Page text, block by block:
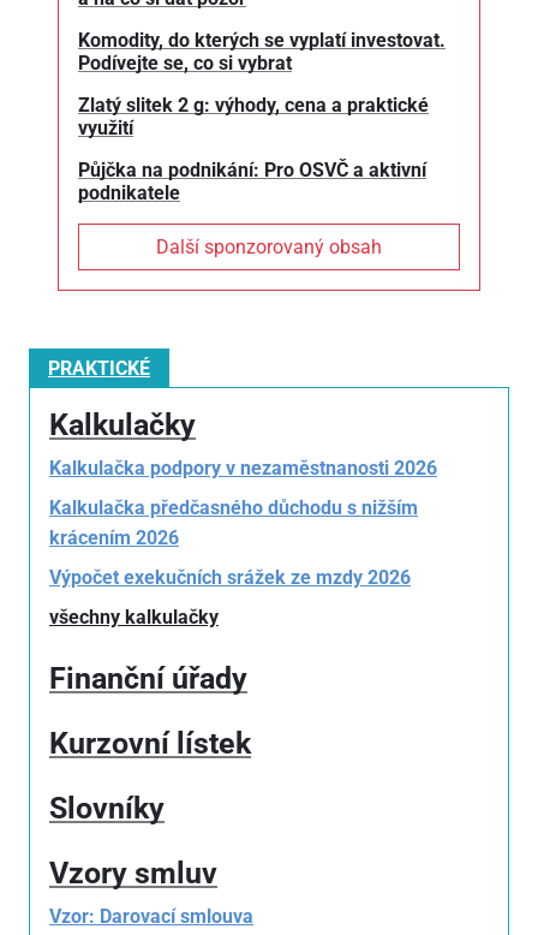
Komodity, do kterých se vyplatí investovat.
Podívejte se, co si vybrat
Zlatý slitek 2 g: výhody, cena a praktické
využití
Půjčka na podnikání: Pro OSVČ a aktivní
podnikatele
Další sponzorovaný obsah
PRAKTICKÉ
Kalkulačky
Kalkulačka podpory v nezaměstnanosti 2026
Kalkulačka předčasného důchodu s nižším
krácením 2026
Výpočet exekučních srážek ze mzdy 2026
všechny kalkulačky
Finanční úřady
Kurzovní lístek
Slovníky
Vzory smluv
Vzor: Darovací smlouva